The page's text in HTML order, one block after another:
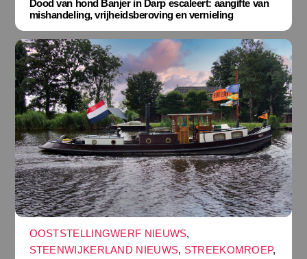
Dood van hond Banjer in Darp escaleert: aangifte van
mishandeling, vrijheidsberoving en vernieling
OOSTSTELLINGWERF NIEUWS,
STEENWIJKERLAND NIEUWS, STREEKOMROEP,